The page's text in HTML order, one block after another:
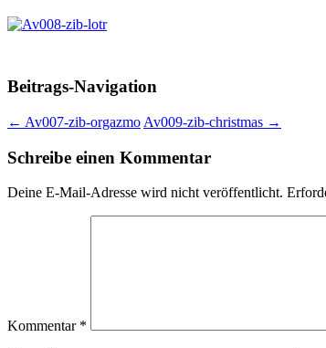
Beitrags-Navigation
← Av007-zib-orgazmo Av009-zib-christmas →
Schreibe einen Kommentar
Deine E-Mail-Adresse wird nicht veröffentlicht.
Kommentar *